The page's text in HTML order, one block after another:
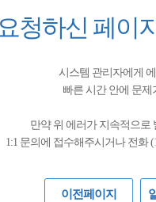
청하신 페이
시스템 관리자에게
빠른 시간 안에 문
만약 위 에러가 지속적으로
1:1 문의에 접수해주시거나 전화 (
이전페이지